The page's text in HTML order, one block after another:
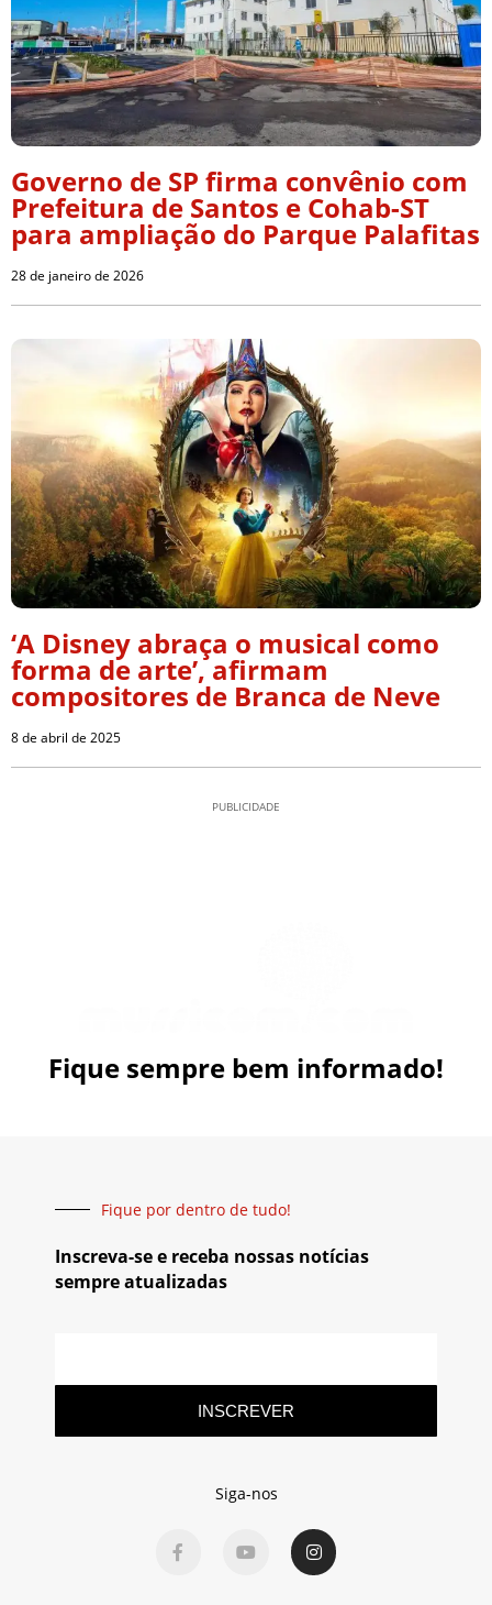
Governo de SP firma convênio com
Prefeitura de Santos e Cohab-ST
para ampliação do Parque Palafitas
28 de janeiro de 2026
‘A Disney abraça o musical como
forma de arte’, afirmam
compositores de Branca de Neve
8 de abril de 2025
PUBLICIDADE
Fique sempre bem informado!
Fique por dentro de tudo!
Inscreva-se e receba nossas notícias
sempre atualizadas
INSCREVER
Siga-nos